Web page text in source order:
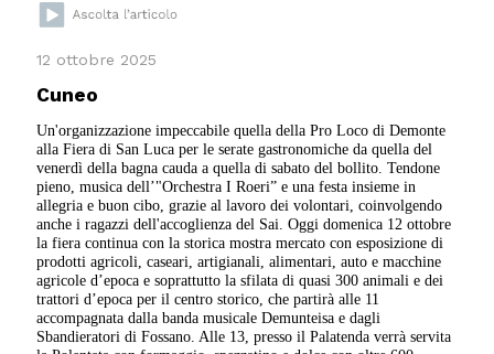
12 ottobre 2025
Cuneo
Un'organizzazione impeccabile quella della Pro Loco di Demonte
alla Fiera di San Luca per le serate gastronomiche da quella del
venerdì della bagna cauda a quella di sabato del bollito. Tendone
pieno, musica dell’"Orchestra I Roeri” e una festa insieme in
allegria e buon cibo, grazie al lavoro dei volontari, coinvolgendo
anche i ragazzi dell'accoglienza del Sai. Oggi domenica 12 ottobre
la fiera continua con la storica mostra mercato con esposizione di
prodotti agricoli, caseari, artigianali, alimentari, auto e macchine
agricole d’epoca e soprattutto la sfilata di quasi 300 animali e dei
trattori d’epoca per il centro storico, che partirà alle 11
accompagnata dalla banda musicale Demunteisa e dagli
Sbandieratori di Fossano. Alle 13, presso il Palatenda verrà servita